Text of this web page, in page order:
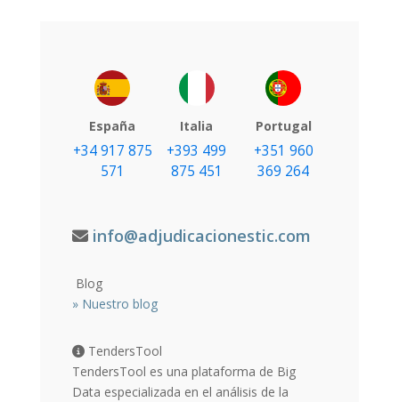
España
+34 917 875
571
Italia
+393 499
875 451
Portugal
+351 960
369 264
info@adjudicacionestic.com
Blog
» Nuestro blog
TendersTool
TendersTool es una plataforma de Big
Data especializada en el análisis de la